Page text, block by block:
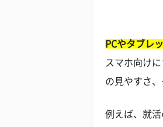
PCやタブレ
スマホ向け
の見やすさ
例えば、就